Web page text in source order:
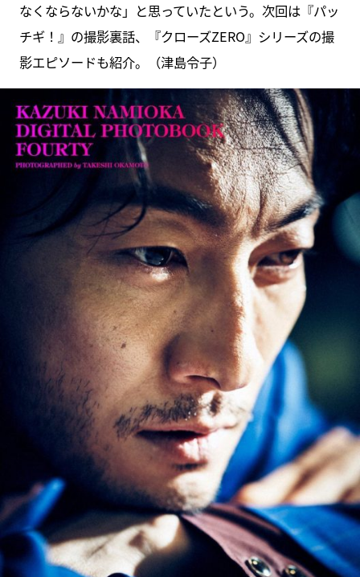
なくならないかな」と思っていたという。次回は『パッ
チギ！』の撮影裏話、『クローズZERO』シリーズの撮
影エピソードも紹介。（津島令子）